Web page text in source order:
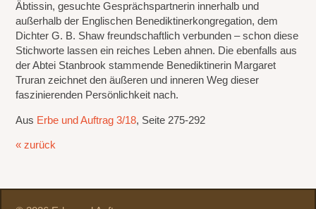
Äbtissin, gesuchte Gesprächspartnerin innerhalb und
außerhalb der Englischen Benediktinerkongregation, dem
Dichter G. B. Shaw freundschaftlich verbunden – schon diese
Stichworte lassen ein reiches Leben ahnen. Die ebenfalls aus
der Abtei Stanbrook stammende Benediktinerin Margaret
Truran zeichnet den äußeren und inneren Weg dieser
faszinierenden Persönlichkeit nach.
Aus Erbe und Auftrag 3/18, Seite 275-292
« zurück